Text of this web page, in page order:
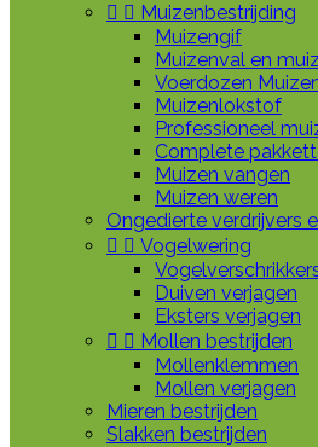
  Muizenbestrijding
Muizengif
Muizenval en
Voerdozen
Muizenlokstof
Professioneel
Complete
Muizen vangen
Muizen weren
Ongedierte verdrijvers
  Vogelwering
Duiven verjagen
Eksters verjagen
  Mollen bestrijden
Mollenklemmen
Mollen verjagen
Mieren bestrijden
Slakken bestrijden